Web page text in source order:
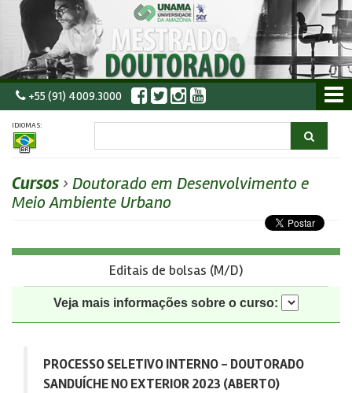
+55 (91) 4009.3000
IDIOMAS:
Cursos› Doutorado em Desenvolvimento e
Meio Ambiente Urbano
Editais de bolsas (M/D)
Veja mais informações sobre o curso:
PROCESSO SELETIVO INTERNO - DOUTORADO
SANDUÍCHE NO EXTERIOR 2023 (ABERTO)